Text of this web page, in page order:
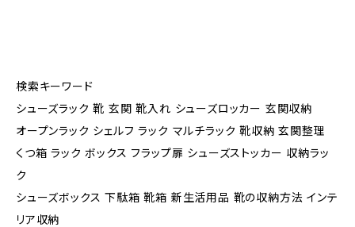
検索キーワード
シューズラック 靴 玄関 靴入れ シューズロッカー 玄関収納
オープンラック シェルフ ラック マルチラック 靴収納 玄関整理
くつ箱 ラック ボックス フラップ扉 シューズストッカー 収納ラッ
ク
シューズボックス 下駄箱 靴箱 新生活用品 靴の収納方法 インテ
リア収納